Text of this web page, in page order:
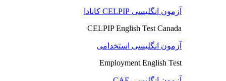
آزمون انگلیسی CELPIP کانادا
CELPIP English Test Canada
آزمون انگلیسی استخدامی
Employment English Test